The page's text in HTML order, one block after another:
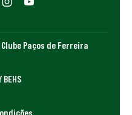
Paços de Ferreira
BEHS